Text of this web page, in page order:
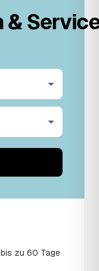
bis zu 60 Tage